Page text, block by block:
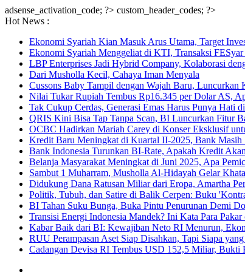
adsense_activation_code; ?> custom_header_codes; ?>
Hot News :
Ekonomi Syariah Kian Masuk Arus Utama, Target
Ekonomi Syariah Menggeliat di KTI, Transaksi
LBP Enterprises Jadi Hybrid Company, Kolaborasi
Dari Musholla Kecil, Cahaya Iman Menyala
Cussons Baby Tampil dengan Wajah Baru, Luncurkan
Nilai Tukar Rupiah Tembus Rp16.345 per Dolar AS,
Tak Cukup Cerdas, Generasi Emas Harus Punya Hati
QRIS Kini Bisa Tap Tanpa Scan, BI Luncurkan Fitur
OCBC Hadirkan Mariah Carey di Konser Eksklusif
Kredit Baru Meningkat di Kuartal II-2025, Bank Masih
Bank Indonesia Turunkan BI-Rate, Apakah Kredit
Belanja Masyarakat Meningkat di Juni 2025, Apa
Sambut 1 Muharram, Musholla Al-Hidayah Gelar
Didukung Dana Ratusan Miliar dari Eropa, Amartha
Politik, Tubuh, dan Satire di Balik Cerpen: Buku
BI Tahan Suku Bunga, Buka Pintu Penurunan Demi
Transisi Energi Indonesia Mandek? Ini Kata Para
Kabar Baik dari BI: Kewajiban Neto RI Menurun,
RUU Perampasan Aset Siap Disahkan, Tapi Siapa
Cadangan Devisa RI Tembus USD 152,5 Miliar, Bukti